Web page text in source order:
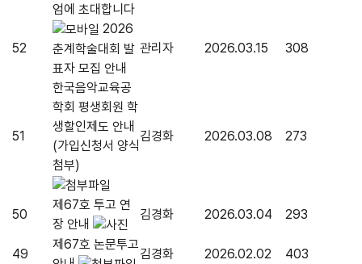
엄에 초대합니다
52
2026
춘계학술대회 발
표자 모집 안내
관리자 2026.03.15 308
51
한국음악교육공
학회 평생회원 학
생할인제도 안내
(가입신청서 양식
첨부)
김경화 2026.03.08 273
50
제67호 투고 연
장 안내
김경화 2026.03.04 293
49
제67호 논문투고
김경화 2026.02.02 403